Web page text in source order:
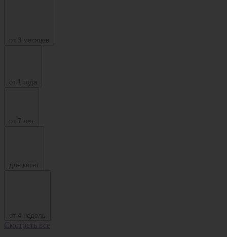
от 3 месяцев
от 1 года
от 7 лет
для котят
от 4 недель
Смотреть все